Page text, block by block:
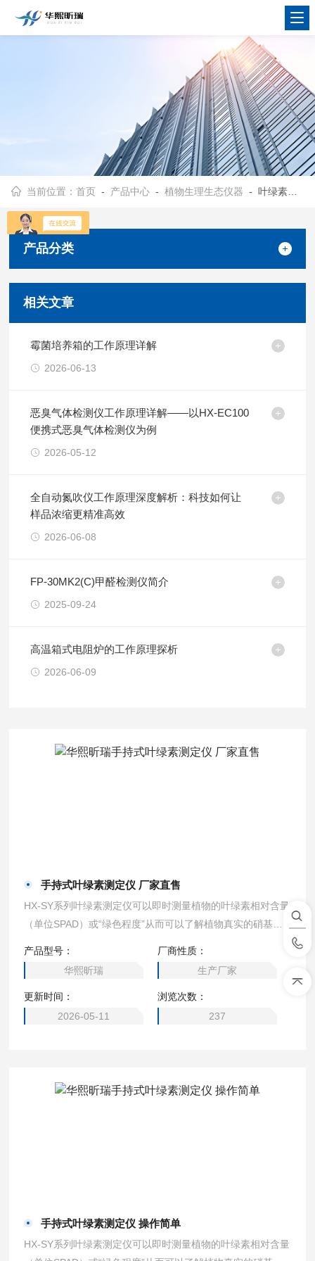
当前位置：首页 - 产品中心 -植物生理生态仪器 - 叶绿素仪/叶绿素测定仪
产品分类
相关文章
霉菌培养箱的工作原理详解
2026-06-13
恶臭气体检测仪工作原理详解——以HX-EC100
便携式恶臭气体检测仪为例
2026-05-12
全自动氮吹仪工作原理深度解析：科技如何让
样品浓缩更精准高效
2026-06-08
FP-30MK2(C)甲醛检测仪简介
2025-09-24
高温箱式电阻炉的工作原理探析
2026-06-09
手持式叶绿素测定仪 厂家直售
HX-SY系列叶绿素测定仪可以即时测量植物的叶绿素相对含量
（单位SPAD）或“绿色程度”从而可以了解植物真实的硝基需
氮肥。 手持式叶绿素测定仪 厂家直售
产品型号：
华熙昕瑞
厂商性质：
生产厂家
更新时间：
2026-05-11
浏览次数：
237
手持式叶绿素测定仪 操作简单
HX-SY系列叶绿素测定仪可以即时测量植物的叶绿素相对含量